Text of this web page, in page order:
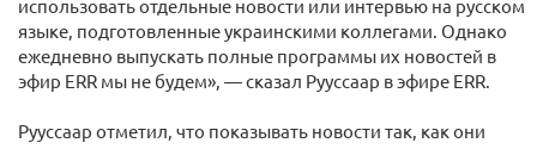
использовать отдельные новости или интервью на русском
языке, подготовленные украинскими коллегами. Однако
ежедневно выпускать полные программы их новостей в
эфир ERR мы не будем», — сказал Рууссаар в эфире ERR.
Рууссаар отметил, что показывать новости так, как они